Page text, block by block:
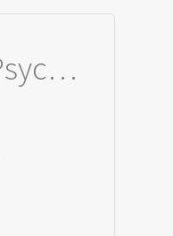
Psycholog / Psycholożka dzieci i młodzieży